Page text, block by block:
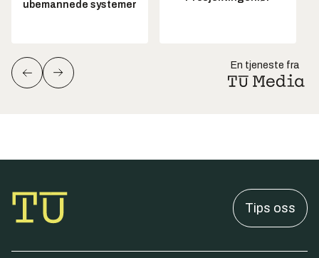
ubemannede systemer
En tjeneste fra
Tips oss